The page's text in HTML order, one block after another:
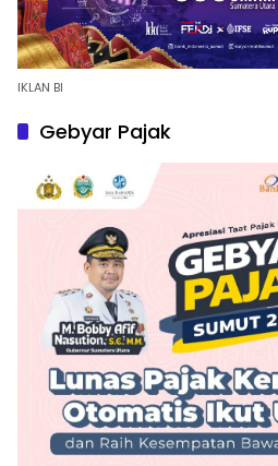
IKLAN BI
Gebyar Pajak